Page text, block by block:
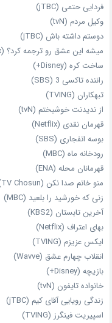
فردایی حتمی (jTBC)
وکیل مردم (tvN)
دوستم داشته باش (jTBC)
میشه این عشق رو ترجمه کرد؟ (Netflix)
ساخت کره (Disney+)
راننده تاکسی 3 (SBS)
تبهکاران (TVING)
از ندیدنت خوشبختم (tvN)
قهرمان نقدی (Netflix)
بوسه انفجاری (SBS)
رودخانه ماه (MBC)
قهرمانان محله (ENA)
منو خانم صدا نکن (TV Chosun)
زنی که خورشید را بلعید (MBC)
آخرین تابستان (KBS2)
بهای اعتراف (Netflix)
ایکس عزیزم (TVING)
انقلاب چهارم عشق (Wavve)
بازیچه (Disney+)
خانواده تایفون (tvN)
زندگی رویایی آقای کیم (jTBC)
اسپیریت فینگرز (TVING)